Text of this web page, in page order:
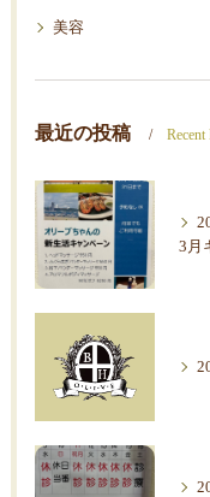
美容
最近の投稿 Recent
3月